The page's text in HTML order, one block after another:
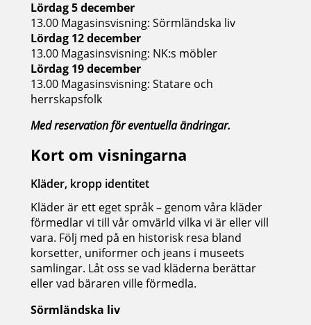
Lördag 5 december
13.00 Magasinsvisning: Sörmländska liv
Lördag 12 december
13.00 Magasinsvisning: NK:s möbler
Lördag 19 december
13.00 Magasinsvisning: Statare och
herrskapsfolk
Med reservation för eventuella ändringar.
Kort om visningarna
Kläder, kropp identitet
Kläder är ett eget språk – genom våra kläder
förmedlar vi till vår omvärld vilka vi är eller vill
vara. Följ med på en historisk resa bland
korsetter, uniformer och jeans i museets
samlingar. Låt oss se vad kläderna berättar
eller vad bäraren ville förmedla.
Sörmländska liv